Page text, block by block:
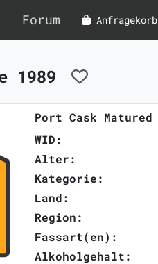
Forum Anfragekorb
1989
Port Cask Matured
WID:
Alter:
Kategorie:
Land:
Region:
Fassart(en):
Alkoholgehalt: